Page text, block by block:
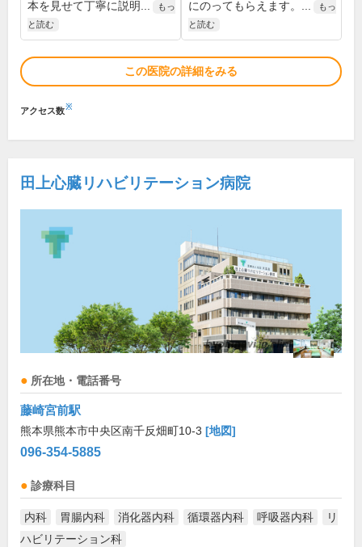
本を見せて丁寧に説明...
もっ
と読む
にのってもらえます。...
もっ
と読む
この医院の詳細をみる
アクセス数※
田上心臓リハビリテーション病院
所在地・電話番号
藤崎宮前駅
熊本県熊本市中央区南千反畑町10-3 [地図]
096-354-5885
診療科目
内科 胃腸内科 消化器内科 循環器内科 呼吸器内科
リ
ハビリテーション科